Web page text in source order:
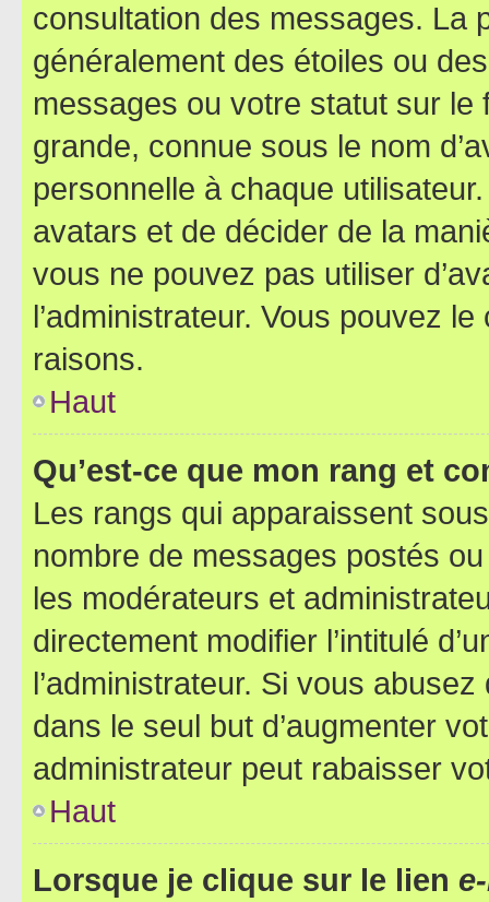
consultation des messages. La
généralement des étoiles ou
messages ou votre statut sur
grande, connue sous le nom
personnelle à chaque utilisateur.
avatars et de décider de la
vous ne pouvez pas utiliser
l’administrateur. Vous pouvez
raisons.
Haut
Qu’est-ce que mon rang et
Les rangs qui apparaissent
nombre de messages postés
les modérateurs et
directement modifier l’intitulé
l’administrateur. Si vous
dans le seul but d’augmenter
administrateur peut rabaisser
Haut
Lorsque je clique sur le lien